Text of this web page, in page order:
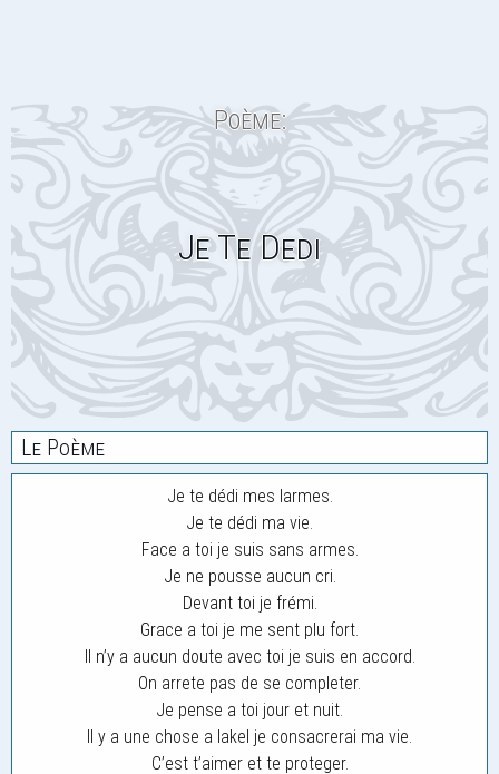
Poème:
Je Te Dedi
Le Poème
Je te dédi mes larmes.
Je te dédi ma vie.
Face a toi je suis sans armes.
Je ne pousse aucun cri.
Devant toi je frémi.
Grace a toi je me sent plu fort.
Il n’y a aucun doute avec toi je suis en accord.
On arrete pas de se completer.
Je pense a toi jour et nuit.
Il y a une chose a lakel je consacrerai ma vie.
C’est t’aimer et te proteger.